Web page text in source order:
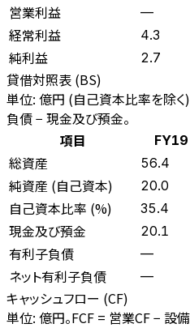
営業利益 —
経常利益 4.3
純利益 2.7
貸借対照表 (BS)
単位: 億円 (自己資本比率を除く
負債 − 現金及び預金。
項目
FY19
総資産 56.4
純資産 (自己資本) 20.0
自己資本比率 (%) 35.4
現金及び預金 20.1
有利子負債 —
ネット有利子負債 —
キャッシュフロー (CF)
単位: 億円。FCF = 営業CF − 設